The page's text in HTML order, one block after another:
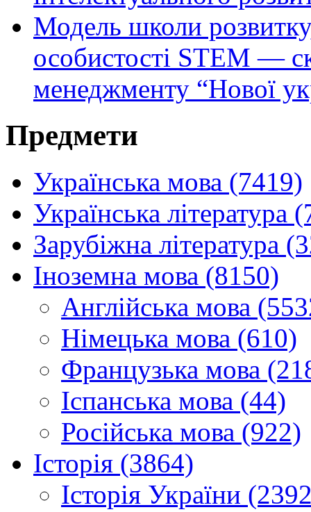
Модель школи розвитку,
особистості STEM —
менеджменту “Нової
Предмети
Українська мова (7419)
Українська література
Зарубіжна література
Іноземна мова (8150)
Англійська мова
Німецька мова (610)
Французька мова
Іспанська мова (44)
Російська мова (922)
Історія (3864)
Історія України